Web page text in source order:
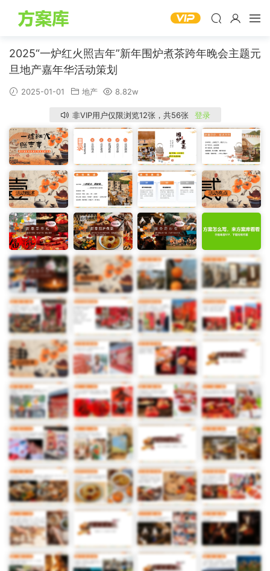
2025“一炉红火照吉年”新年围炉煮茶跨年晚会主题元
旦地产嘉年华活动策划
2025-01-01 地产 8.82w
非VIP用户仅限浏览12张，共56张 登录